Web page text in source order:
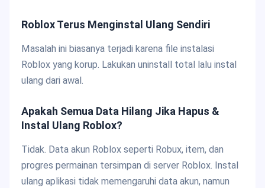
Roblox Terus Menginstal Ulang Sendiri
Masalah ini biasanya terjadi karena file instalasi
Roblox yang korup. Lakukan uninstall total lalu instal
ulang dari awal.
Apakah Semua Data Hilang Jika Hapus &
Instal Ulang Roblox?
Tidak. Data akun Roblox seperti Robux, item, dan
progres permainan tersimpan di server Roblox. Instal
ulang aplikasi tidak memengaruhi data akun, namun